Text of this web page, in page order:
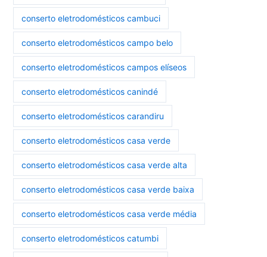
conserto eletrodomésticos cambuci
conserto eletrodomésticos campo belo
conserto eletrodomésticos campos elíseos
conserto eletrodomésticos canindé
conserto eletrodomésticos carandiru
conserto eletrodomésticos casa verde
conserto eletrodomésticos casa verde alta
conserto eletrodomésticos casa verde baixa
conserto eletrodomésticos casa verde média
conserto eletrodomésticos catumbi